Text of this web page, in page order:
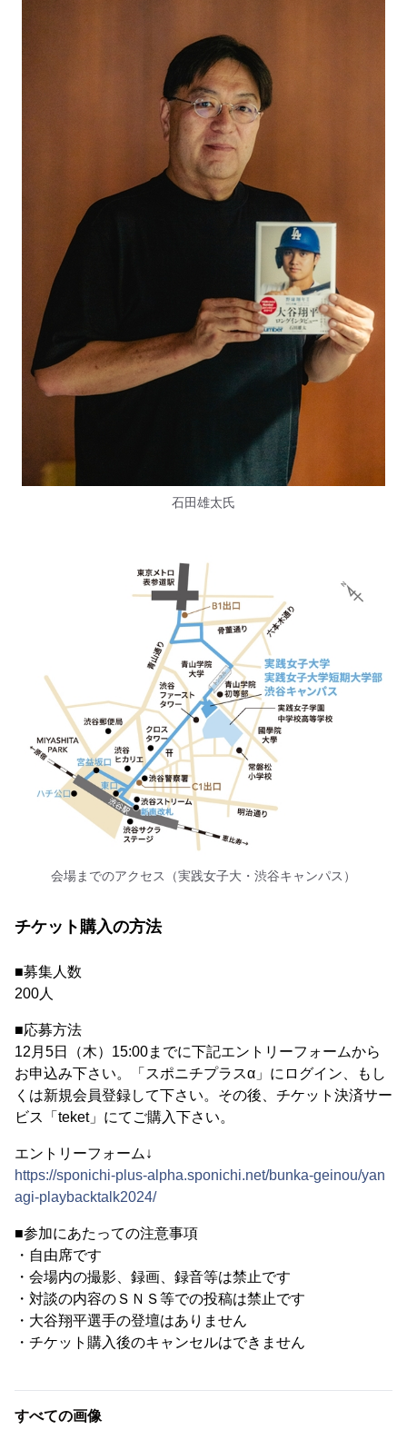
石田雄太氏
会場までのアクセス（実践女子大・渋谷キャンパス）
チケット購入の方法
■募集人数
200人
■応募方法
12月5日（木）15:00までに下記エントリーフォームから
お申込み下さい。「スポニチプラスα」にログイン、もし
くは新規会員登録して下さい。その後、チケット決済サー
ビス「teket」にてご購入下さい。
エントリーフォーム↓
https://sponichi-plus-alpha.sponichi.net/bunka-geinou/yan
agi-playbacktalk2024/
■参加にあたっての注意事項
・自由席です
・会場内の撮影、録画、録音等は禁止です
・対談の内容のＳＮＳ等での投稿は禁止です
・大谷翔平選手の登壇はありません
・チケット購入後のキャンセルはできません
すべての画像